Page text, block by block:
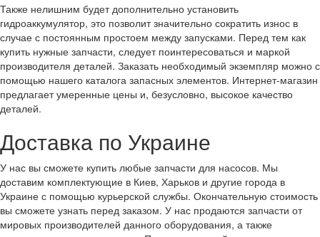
Также нелишним будет дополнительно установить
гидроаккумулятор, это позволит значительно сократить износ в
случае с постоянным простоем между запусками. Перед тем как
купить нужные запчасти, следует поинтересоваться и маркой
производителя деталей. Заказать необходимый экземпляр можно с
помощью нашего каталога запасных элементов. Интернет-магазин
предлагает умеренные цены и, безусловно, высокое качество
деталей.
Доставка по Украине
У нас вы сможете купить любые запчасти для насосов. Мы
доставим комплектующие в Киев, Харьков и другие города в
Украине с помощью курьерской службы. Окончательную стоимость
вы сможете узнать перед заказом. У нас продаются запчасти от
мировых производителей данного оборудования, а также